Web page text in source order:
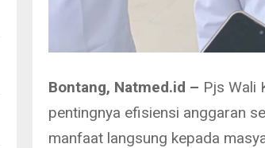
Bontang, Natmed.id – Pjs Wali
pentingnya efisiensi anggaran
manfaat langsung kepada